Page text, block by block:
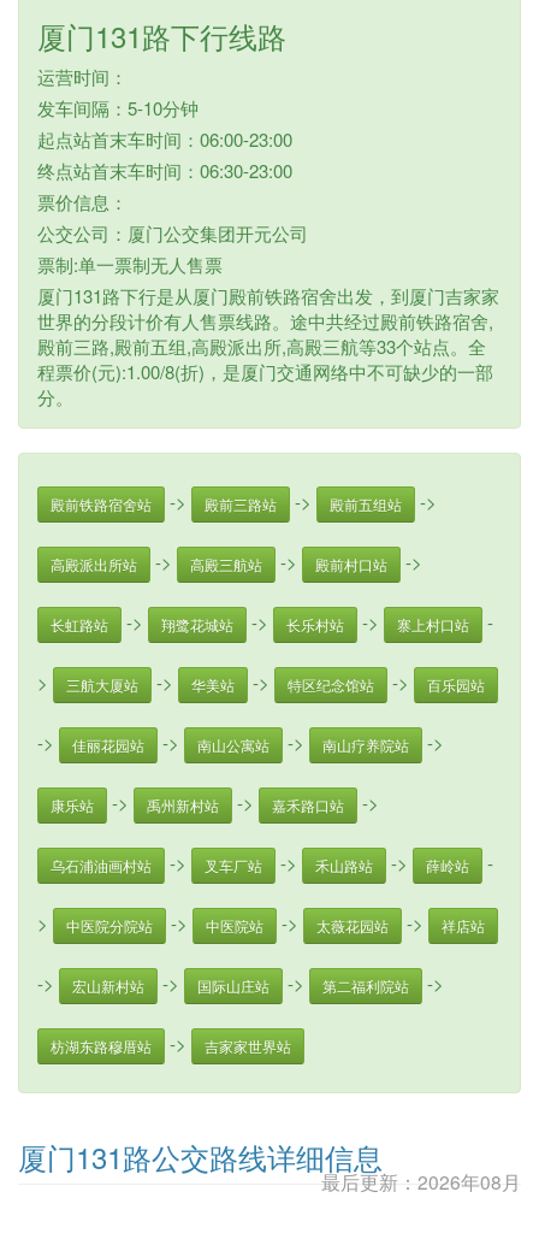
厦门131路下行线路
运营时间：
发车间隔：5-10分钟
起点站首末车时间：06:00-23:00
终点站首末车时间：06:30-23:00
票价信息：
公交公司：厦门公交集团开元公司
票制:单一票制无人售票
厦门131路下行是从厦门殿前铁路宿舍出发，到厦门吉家家
世界的分段计价有人售票线路。途中共经过殿前铁路宿舍,
殿前三路,殿前五组,高殿派出所,高殿三航等33个站点。全
程票价(元):1.00/8(折)，是厦门交通网络中不可缺少的一部
分。
殿前铁路宿舍站 -> 殿前三路站 -> 殿前五组站 ->
高殿派出所站 -> 高殿三航站 -> 殿前村口站 ->
长虹路站 -> 翔鹭花城站 -> 长乐村站 -> 寨上村口站 -
> 三航大厦站 -> 华美站 -> 特区纪念馆站 -> 百乐园站
-> 佳丽花园站 -> 南山公寓站 -> 南山疗养院站 ->
康乐站 -> 禹州新村站 -> 嘉禾路口站 ->
乌石浦油画村站 -> 叉车厂站 -> 禾山路站 -> 薛岭站 -
> 中医院分院站 -> 中医院站 -> 太薇花园站 -> 祥店站
-> 宏山新村站 -> 国际山庄站 -> 第二福利院站 ->
枋湖东路穆厝站 -> 吉家家世界站
厦门131路公交路线详细信息
最后更新：2026年08月